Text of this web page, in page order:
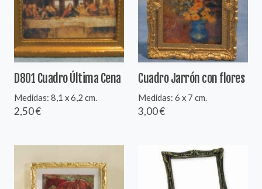
D801 Cuadro Última Cena
Medidas: 8,1 x 6,2 cm.
2,50 €
Cuadro Jarrón con flores
Medidas: 6 x 7 cm.
3,00 €